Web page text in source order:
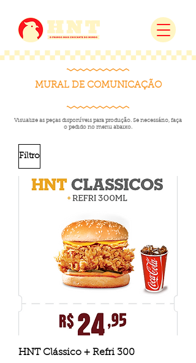
MURAL DE COMUNICAÇÃO
Visualize as peças disponíveis para produção. Se necessário, faça
o pedido no menu abaixo.
Filtro
HNT Clássico + Refri 300